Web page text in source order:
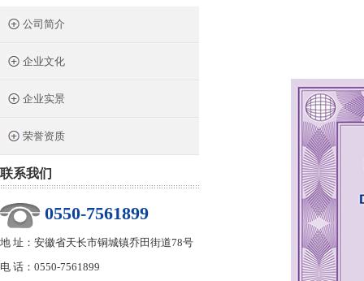
公司简介
企业文化
企业实景
荣誉资质
联系我们
0550-7561899
地 址：安徽省天长市铜城镇乔田街道78号
电 话：0550-7561899